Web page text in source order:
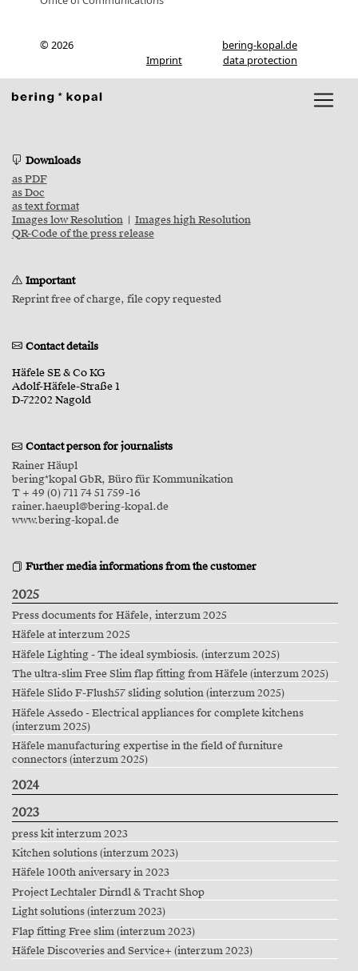
© 2026
bering-kopal.de
data protection
Imprint
Downloads
as PDF
as Doc
as text format
Images low Resolution| Images high Resolution
QR-Code of the press release
Important
Reprint free of charge, file copy requested
Contact details
Häfele SE & Co KG
Adolf-Häfele-Straße 1
D-72202 Nagold
Contact person for journalists
Rainer Häupl
bering*kopal GbR, Büro für Kommunikation
T + 49 (0) 711 74 51 759-16
rainer.haeupl@bering-kopal.de
www.bering-kopal.de
Further media informations from the customer
2025
Press documents for Häfele, interzum 2025
Häfele at interzum 2025
Häfele Lighting - The ideal symbiosis. (interzum 2025)
The ultra-slim Free Slim flap fitting from Häfele (interzum 2025)
Häfele Slido F-Flush57 sliding solution (interzum 2025)
Häfele Assedo - Electrical appliances for complete kitchens
(interzum 2025)
Häfele manufacturing expertise in the field of furniture
connectors (interzum 2025)
2024
2023
press kit interzum 2023
Kitchen solutions (interzum 2023)
Häfele 100th aniversary in 2023
Project Lechtaler Dirndl & Tracht Shop
Light solutions (interzum 2023)
Flap fitting Free slim (interzum 2023)
Häfele Discoveries and Service+ (interzum 2023)